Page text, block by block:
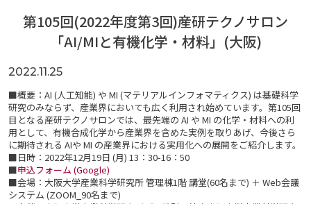
第105回(2022年度第3回)産研テクノサロン
「AI/MIと有機化学・材料」(大阪)
2022.11.25
■概要：AI (人工知能) や MI (マテリアルインフォマティクス) は基礎科学
研究のみならず、産業界においても広く利用され始めています。第105回
目となる産研テクノサロンでは、最先端の AI や MI の化学・材料への利
用として、有機合成化学から産業界を含めた実例を取りあげ、今後さら
に期待される AIや MI の産業界における実用化への展開をご紹介します。
■日時：2022年12月19日 (月) 13：30-16：50
■申込フォーム (Google)
■会場：大阪大学産業科学研究所 管理棟1階 講堂(60名まで) ＋ Web会議
システム (ZOOM_90名まで)